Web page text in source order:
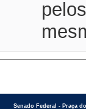
Senado Federal - Praça